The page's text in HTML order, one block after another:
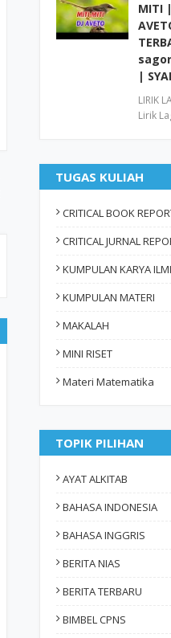
MITI
|
LIRIK
Lirik
TUGAS KULIAH
CRITICAL BOOK
CRITICAL JURNAL
KUMPULAN KARYA
KUMPULAN MATERI
MAKALAH
MINI RISET
Materi Matematika
TOPIK PILIHAN
AYAT ALKITAB
BAHASA INDONESIA
BAHASA INGGRIS
BERITA NIAS
BERITA TERBARU
BIMBEL CPNS